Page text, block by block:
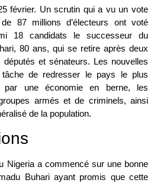
février. Un scrutin qui a vu un vote
87 millions d’électeurs ont voté
18 candidats le successeur du
80 ans, qui se retire après deux
et sénateurs. Les nouvelles
de redresser le pays le plus
par une économie en berne, les
armés et de criminels, ainsi
de la population.
Nigeria a commencé sur une bonne
Buhari ayant promis que cette